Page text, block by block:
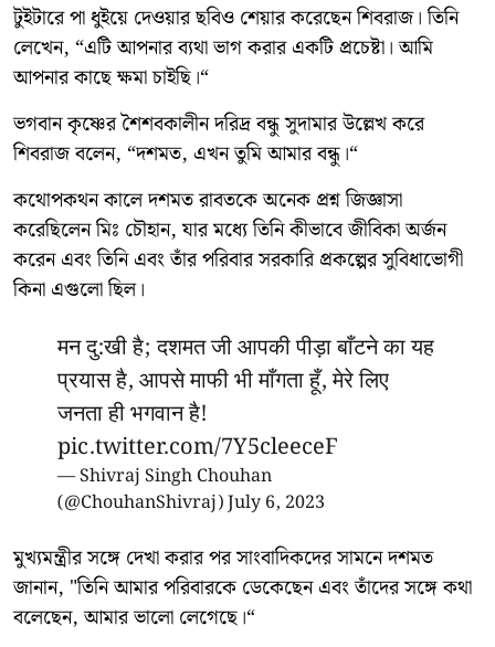
টুইটারে পা ধুইয়ে দেওয়ার ছবিও শেয়ার করেছেন শিবরাজ। তিনি
লেখেন, “এটি আপনার ব্যথা ভাগ করার একটি প্রচেষ্টা। আমি
আপনার কাছে ক্ষমা চাইছি।“
ভগবান কৃষ্ণের শৈশবকালীন দরিদ্র বন্ধু সুদামার উল্লেখ করে
শিবরাজ বলেন, “দশমত, এখন তুমি আমার বন্ধু।“
কথোপকথন কালে দশমত রাবতকে অনেক প্রশ্ন জিজ্ঞাসা
করেছিলেন মিঃ চৌহান, যার মধ্যে তিনি কীভাবে জীবিকা অর্জন
করেন এবং তিনি এবং তাঁর পরিবার সরকারি প্রকল্পের সুবিধাভোগী
কিনা এগুলো ছিল।
मन दु:खी है; दशमत जी आपकी पीड़ा बाँटने का यह
प्रयास है, आपसे माफी भी माँगता हूँ, मेरे लिए
जनता ही भगवान है!
pic.twitter.com/7Y5cleeceF
— Shivraj Singh Chouhan
(@ChouhanShivraj)July 6, 2023
মুখ্যমন্ত্রীর সঙ্গে দেখা করার পর সাংবাদিকদের সামনে দশমত
জানান, "তিনি আমার পরিবারকে ডেকেছেন এবং তাঁদের সঙ্গে কথা
বলেছেন, আমার ভালো লেগেছে।“